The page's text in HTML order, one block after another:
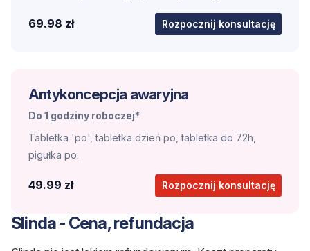
69.98 zł Rozpocznij konsultację
Antykoncepcja awaryjna
Do 1 godziny roboczej*
Tabletka 'po', tabletka dzień po, tabletka do 72h,
pigułka po.
49.99 zł Rozpocznij konsultację
Slinda - Cena, refundacja